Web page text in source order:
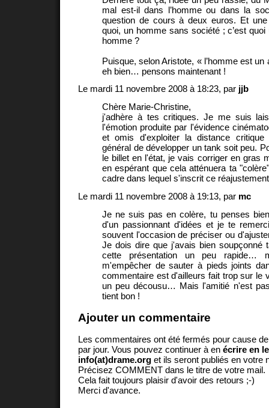
mal est-il dans l’homme ou dans la
question de cours à deux euros. Et une
quoi, un homme sans société ; c’est
homme ?
Puisque, selon Aristote, « l’homme est un
eh bien… pensons maintenant !
Le mardi 11 novembre 2008 à 18:23, par jjb
Chère Marie-Christine,
j'adhère à tes critiques. Je me suis
l'émotion produite par l'évidence
et omis d'exploiter la distance
général de développer un tank soit peu.
le billet en l'état, je vais corriger en gras
en espérant que cela atténuera ta
cadre dans lequel s'inscrit ce
Le mardi 11 novembre 2008 à 19:13, par mc
Je ne suis pas en colère, tu penses
d'un passionnant d'idées et je te
souvent l'occasion de préciser ou
Je dois dire que j'avais bien soupçonné
cette présentation un peu rapide…
m'empêcher de sauter à pieds joints
commentaire est d'ailleurs fait trop sur le
un peu décousu… Mais l'amitié n'est
tient bon !
Ajouter un commentaire
Les commentaires ont été fermés pour cause
par jour. Vous pouvez continuer à en écrire en
info(at)drame.org et ils seront publiés en votre
Précisez COMMENT dans le titre de votre mail.
Cela fait toujours plaisir d'avoir des retours ;-)
Merci d'avance.